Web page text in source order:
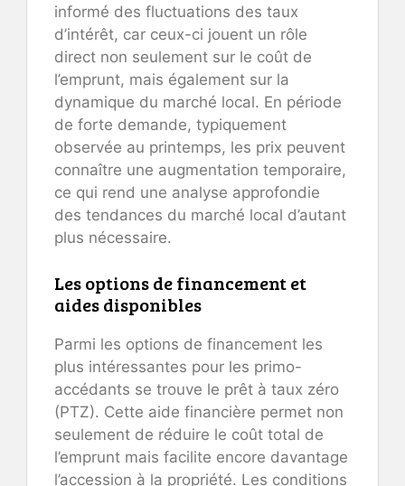
informé des fluctuations des taux
d’intérêt, car ceux-ci jouent un rôle
direct non seulement sur le coût de
l’emprunt, mais également sur la
dynamique du marché local. En période
de forte demande, typiquement
observée au printemps, les prix peuvent
connaître une augmentation temporaire,
ce qui rend une analyse approfondie
des tendances du marché local d’autant
plus nécessaire.
Les options de financement et
aides disponibles
Parmi les options de financement les
plus intéressantes pour les primo-
accédants se trouve le prêt à taux zéro
(PTZ). Cette aide financière permet non
seulement de réduire le coût total de
l’emprunt mais facilite encore davantage
l’accession à la propriété. Les conditions